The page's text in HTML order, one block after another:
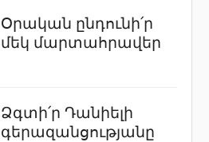
Օրական ընդունի՛ր
մեկ մարտահրավեր
Ձգտի՛ր Դանիելի
գերազանցությանը